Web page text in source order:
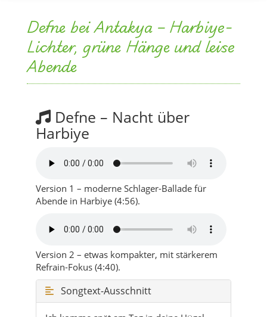
Defne – Nacht über
Harbiye
Version 1 – moderne Schlager-Ballade für
Abende in Harbiye (4:56).
Version 2 – etwas kompakter, mit stärkerem
Refrain-Fokus (4:40).
Songtext-Ausschnitt
Ich komme spät am Tag in deine Hügel,
die Luft nach Lorbeer, etwas Staub und
Licht.
Die Gärten rauschen leise hinter Mauern,
ein alter Kellner lächelt nur und spricht.